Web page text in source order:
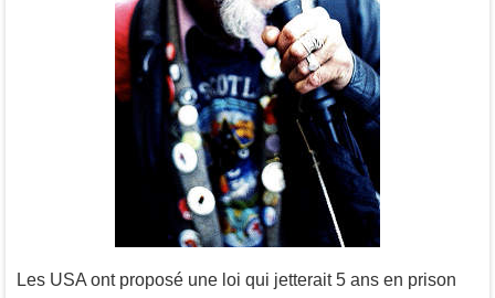
Les USA ont proposé une loi qui jetterait 5 ans en prison